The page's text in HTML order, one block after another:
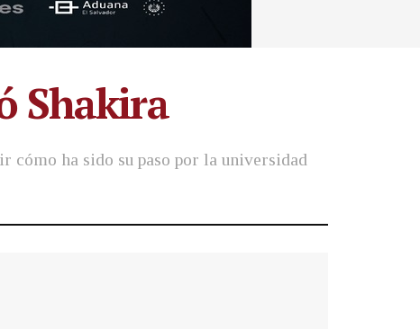
Shakira
cómo ha sido su paso por la universidad